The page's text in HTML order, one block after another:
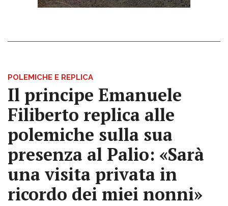
POLEMICHE E REPLICA
Il principe Emanuele
Filiberto replica alle
polemiche sulla sua
presenza al Palio: «Sarà
una visita privata in
ricordo dei miei nonni»